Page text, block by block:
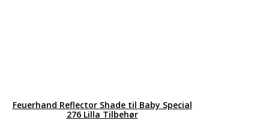
Feuerhand Reflector Shade til Baby Special
276 Lilla Tilbehør